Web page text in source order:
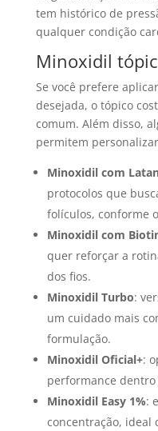
tem histórico de
qualquer condição
Minoxidil
Se você prefere
desejada, o tópico
comum. Além disso,
permitem
Minoxidil com
protocolos que
folículos, conforme
Minoxidil com
quer reforçar a
dos fios.
Minoxidil Turbo:
um cuidado mais
formulação.
Minoxidil Oficial+:
performance
Minoxidil Easy 1%:
concentração, ideal